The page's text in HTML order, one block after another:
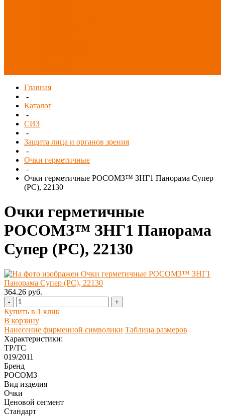
Главная
-
Каталог
-
СИЗ
-
Защита лица и органов зрения
-
Очки герметичные
-
Очки герметичные РОСОМЗ™ ЗНГ1 Панорама Супер
(РС), 22130
Очки герметичные
РОСОМЗ™ ЗНГ1 Панорама
Супер (РС), 22130
364.26 руб.
- +
Купить в 1 клик
В корзину
Нанесение фирменной символики Таблица размеров
Характеристики:
ТР/ТС
019/2011
Бренд
РОСОМЗ
Вид изделия
Очки
Ценовой сегмент
Стандарт